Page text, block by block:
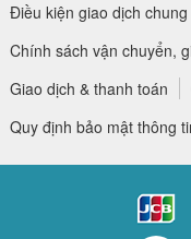
Điều kiện giao dịch chung
Chính sách vận chuyển,
Giao dịch & thanh toán
Quy định bảo mật thông